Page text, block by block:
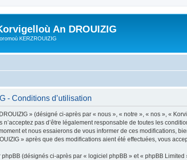
An DROUIZIG
KERZROUIZIG
- Conditions d’utilisation
» (désigné ci-après par « nous », « notre », « nos », «
n’acceptez pas d’être légalement responsable de toutes les
et nous essaierons de vous informer de ces modifications,
» après que des modifications aient été effectuées, vous
(désignés ci-après par « logiciel phpBB » et « phpBB